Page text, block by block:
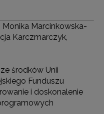
Monika Marcinkowska-
Karczmarczyk,
środków Unii
Funduszu
i doskonalenie